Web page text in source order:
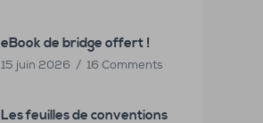
eBook de bridge offert !
15 juin 2026 16 Comments
Les feuilles de conventions